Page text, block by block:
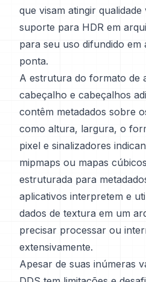
que visam atingir
suporte para HDR em
para seu uso difundido em
ponta.
A estrutura do formato de
cabeçalho e cabeçalhos
contêm metadados sobre
como altura, largura, o
pixel e sinalizadores
mipmaps ou mapas
estruturada para
aplicativos interpretem e
dados de textura em um
precisar processar ou
extensivamente.
Apesar de suas inúmeras